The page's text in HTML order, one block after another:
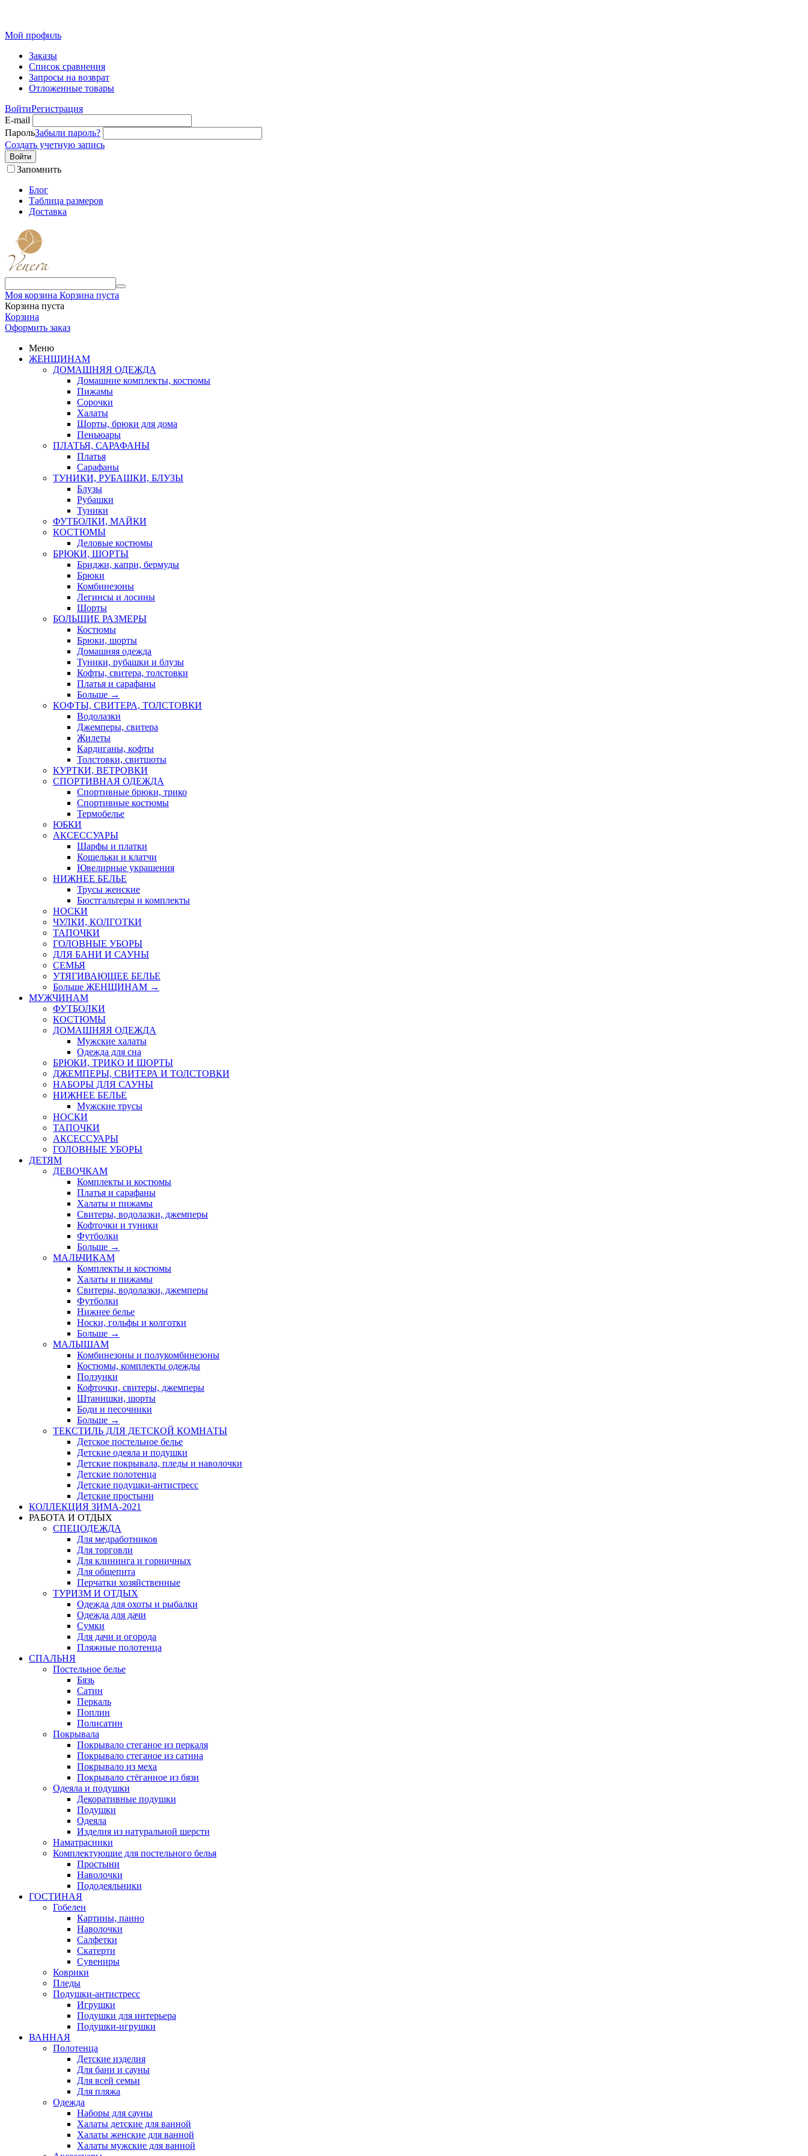
Мой профиль
Заказы
Список сравнения
Запросы на возврат
Отложенные товары
ВойтиРегистрация
E-mail
ПарольЗабыли пароль?
Создать учетную запись
Войти
Запомнить
Блог
Таблица размеров
Доставка
Моя корзина Корзина пуста
Корзина пуста
Корзина
Оформить заказ
Меню
ЖЕНЩИНАМ
ДОМАШНЯЯ ОДЕЖДА
Домашние комплекты, костюмы
Пижамы
Сорочки
Халаты
Шорты, брюки для дома
Пеньюары
ПЛАТЬЯ, САРАФАНЫ
Платья
Сарафаны
ТУНИКИ, РУБАШКИ, БЛУЗЫ
Блузы
Рубашки
Туники
ФУТБОЛКИ, МАЙКИ
КОСТЮМЫ
Деловые костюмы
БРЮКИ, ШОРТЫ
Бриджи, капри, бермуды
Брюки
Комбинезоны
Легинсы и лосины
Шорты
БОЛЬШИЕ РАЗМЕРЫ
Костюмы
Брюки, шорты
Домашняя одежда
Туники, рубашки и блузы
Кофты, свитера, толстовки
Платья и сарафаны
Больше →
КОФТЫ, СВИТЕРА, ТОЛСТОВКИ
Водолазки
Джемперы, свитера
Жилеты
Кардиганы, кофты
Толстовки, свитшоты
КУРТКИ, ВЕТРОВКИ
СПОРТИВНАЯ ОДЕЖДА
Спортивные брюки, трико
Спортивные костюмы
Термобелье
ЮБКИ
AКСЕССУАРЫ
Шарфы и платки
Кошельки и клатчи
Ювелирные украшения
НИЖНЕЕ БЕЛЬЕ
Трусы женские
Бюстгальтеры и комплекты
НОСКИ
ЧУЛКИ, КОЛГОТКИ
ТАПОЧКИ
ГОЛОВНЫЕ УБОРЫ
ДЛЯ БАНИ И САУНЫ
СЕМЬЯ
УТЯГИВАЮЩЕЕ БЕЛЬЕ
Больше ЖЕНЩИНАМ →
МУЖЧИНАМ
ФУТБОЛКИ
КОСТЮМЫ
ДОМАШНЯЯ ОДЕЖДА
Мужские халаты
Одежда для сна
БРЮКИ, ТРИКО И ШОРТЫ
ДЖЕМПЕРЫ, СВИТЕРА И ТОЛСТОВКИ
НАБОРЫ ДЛЯ САУНЫ
НИЖНЕЕ БЕЛЬЕ
Мужские трусы
НОСКИ
ТАПОЧКИ
АКСЕССУАРЫ
ГОЛОВНЫЕ УБОРЫ
ДЕТЯМ
ДЕВОЧКАМ
Комплекты и костюмы
Платья и сарафаны
Халаты и пижамы
Свитеры, водолазки, джемперы
Кофточки и туники
Футболки
Больше →
МАЛЬЧИКАМ
Комплекты и костюмы
Халаты и пижамы
Свитеры, водолазки, джемперы
Футболки
Нижнее белье
Носки, гольфы и колготки
Больше →
МАЛЫШАМ
Комбинезоны и полукомбинезоны
Костюмы, комплекты одежды
Ползунки
Кофточки, свитеры, джемперы
Штанишки, шорты
Боди и песочники
Больше →
ТЕКСТИЛЬ ДЛЯ ДЕТСКОЙ КОМНАТЫ
Детское постельное белье
Детские одеяла и подушки
Детские покрывала, пледы и наволочки
Детские полотенца
Детские подушки-антистресс
Детские простыни
КОЛЛЕКЦИЯ ЗИМА-2021
РАБОТА И ОТДЫХ
СПЕЦОДЕЖДА
Для медработников
Для торговли
Для клининга и горничных
Для общепита
Перчатки хозяйственные
ТУРИЗМ И ОТДЫХ
Одежда для охоты и рыбалки
Одежда для дачи
Сумки
Для дачи и огорода
Пляжные полотенца
СПАЛЬНЯ
Постельное белье
Бязь
Сатин
Перкаль
Поплин
Полисатин
Покрывала
Покрывало стеганое из перкаля
Покрывало стеганое из сатина
Покрывало из меха
Покрывало стёганное из бязи
Одеяла и подушки
Декоративные подушки
Подушки
Одеяла
Изделия из натуральной шерсти
Наматраcники
Комплектующие для постельного белья
Простыни
Наволочки
Пододеяльники
ГОСТИНАЯ
Гобелен
Картины, панно
Наволочки
Салфетки
Скатерти
Сувениры
Коврики
Пледы
Подушки-антистресс
Игрушки
Подушки для интерьера
Подушки-игрушки
ВАННАЯ
Полотенца
Детские изделия
Для бани и сауны
Для всей семьи
Для пляжа
Одежда
Наборы для сауны
Халаты детские для ванной
Халаты женские для ванной
Халаты мужские для ванной